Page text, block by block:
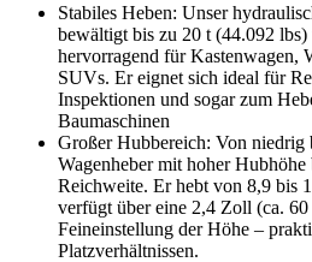
Stabiles Heben: Unser
bewältigt bis zu 20 t (44.092 lbs)
hervorragend für Kastenwagen,
SUVs. Er eignet sich ideal für
Inspektionen und sogar zum
Baumaschinen
Großer Hubbereich: Von niedrig
Wagenheber mit hoher Hubhöhe
Reichweite. Er hebt von 8,9 bis
verfügt über eine 2,4 Zoll (ca.
Feineinstellung der Höhe –
Platzverhältnissen.